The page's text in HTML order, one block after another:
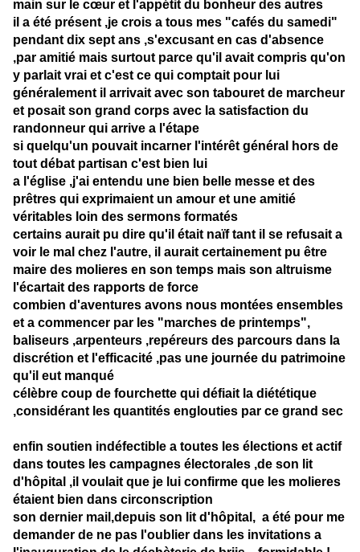
main sur le cœur et l'appétit du bonheur des autres
il a été présent ,je crois a tous mes "cafés du samedi"
pendant dix sept ans ,s'excusant en cas d'absence
,par amitié mais surtout parce qu'il avait compris qu'on
y parlait vrai et c'est ce qui comptait pour lui
généralement il arrivait avec son tabouret de marcheur
et posait son grand corps avec la satisfaction du
randonneur qui arrive a l'étape
si quelqu'un pouvait incarner l'intérêt général hors de
tout débat partisan c'est bien lui
a l'église ,j'ai entendu une bien belle messe et des
prêtres qui exprimaient un amour et une amitié
véritables loin des sermons formatés
certains aurait pu dire qu'il était naïf tant il se refusait a
voir le mal chez l'autre, il aurait certainement pu être
maire des molieres en son temps mais son altruisme
l'écartait des rapports de force
combien d'aventures avons nous montées ensembles
et a commencer par les "marches de printemps",
baliseurs ,arpenteurs ,repéreurs des parcours dans la
discrétion et l'efficacité ,pas une journée du patrimoine
qu'il eut manqué
célèbre coup de fourchette qui défiait la diététique
,considérant les quantités englouties par ce grand sec
enfin soutien indéfectible a toutes les élections et actif
dans toutes les campagnes électorales ,de son lit
d'hôpital ,il voulait que je lui confirme que les molieres
étaient bien dans circonscription
son dernier mail,depuis son lit d'hôpital, a été pour me
demander de ne pas l'oublier dans les invitations a